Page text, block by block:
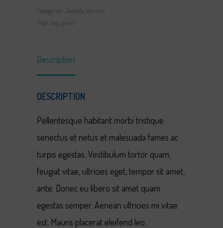
Categories: Jackets Women
Tags: bag paris
Description
DESCRIPTION
Pellentesque habitant morbi tristique
senectus et netus et malesuada fames ac
turpis egestas. Vestibulum tortor quam,
feugiat vitae, ultricies eget, tempor sit amet,
ante. Donec eu libero sit amet quam
egestas semper. Aenean ultricies mi vitae
est. Mauris placerat eleifend leo.